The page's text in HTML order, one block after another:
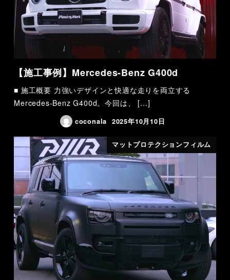
【施工事例】Mercedes-Benz G400d
■ 施工概要 力強いデザインと快適な走りを両立する
Mercedes-Benz G400d。今回は、 […]
coconala 2025年10月10日
マットプロテクションフィルム